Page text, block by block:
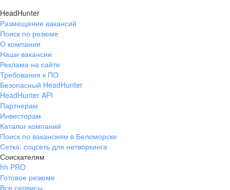
HeadHunter
Размещение вакансий
Поиск по резюме
О компании
Наши вакансии
Реклама на сайте
Требования к ПО
Безопасный HeadHunter
HeadHunter API
Партнерам
Инвесторам
Каталог компаний
Поиск по вакансиям в Беломорске
Сетка: соцсеть для нетворкинга
Соискателям
hh PRO
Готовое резюме
Все сервисы